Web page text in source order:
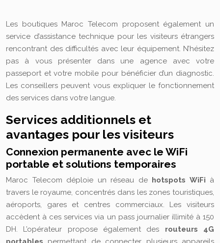
Les boutiques Maroc Telecom proposent également un
service d’assistance technique pour les visiteurs étrangers
rencontrant des difficultés avec leur équipement. N’hésitez
pas à vous présenter dans une agence avec votre
passeport et votre mobile pour bénéficier d’un diagnostic.
Les conseillers peuvent vous expliquer le fonctionnement
des services dans votre langue.
Services additionnels et
avantages pour les visiteurs
Connexion permanente avec le WiFi
portable et solutions temporaires
Maroc Telecom déploie un réseau de hotspots WiFi à
travers le royaume, concentrés dans les zones touristiques,
aéroports, gares et centres commerciaux. Les visiteurs
accèdent à ces services via un pass journalier illimité à 150
DH. L’opérateur propose également des routeurs 4G